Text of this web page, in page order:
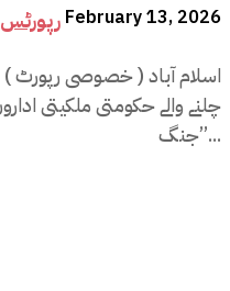
رپورٹس February 13, 2026
اسلام آباد ( خصوصی رپورٹ )
چلنے والے حکومتی ملکیتی
’’جنگ...